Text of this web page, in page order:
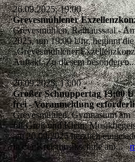
26.09.2025, 19:00
Grevesmühlener
Grevesmühlen, Rathaussaal -
2025, um 19:00 Uhr, beginnt
„Grevesmühlener
Auftakt. Zu diesem
20.09.2025, 13:00
Großer Schnuppertag 13:00
frei - Voranmeldung
Grevesmühlen, Gymnasium am
für Groß und Klein:
am 20.09.2025 herzlich
in der Kreismusikschule am...